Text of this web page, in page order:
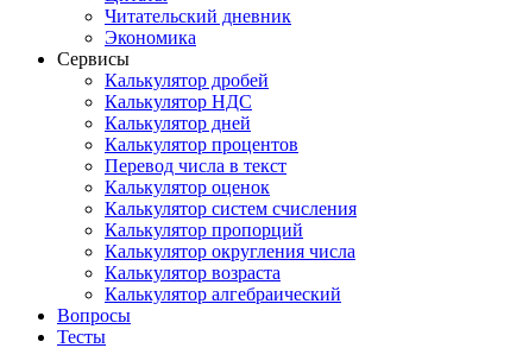
Читательский дневник
Экономика
Сервисы
Калькулятор дробей
Калькулятор НДС
Калькулятор дней
Калькулятор процентов
Перевод числа в текст
Калькулятор оценок
Калькулятор систем счисления
Калькулятор пропорций
Калькулятор округления числа
Калькулятор возраста
Калькулятор алгебраический
Вопросы
Тесты